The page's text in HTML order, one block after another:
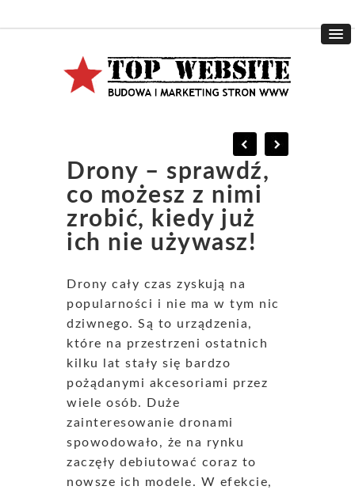
Drony – sprawdź,
co możesz z nimi
zrobić, kiedy już
ich nie używasz!
Drony cały czas zyskują na
popularności i nie ma w tym nic
dziwnego. Są to urządzenia,
które na przestrzeni ostatnich
kilku lat stały się bardzo
pożądanymi akcesoriami przez
wiele osób. Duże
zainteresowanie dronami
spowodowało, że na rynku
zaczęły debiutować coraz to
nowsze ich modele. W efekcie,